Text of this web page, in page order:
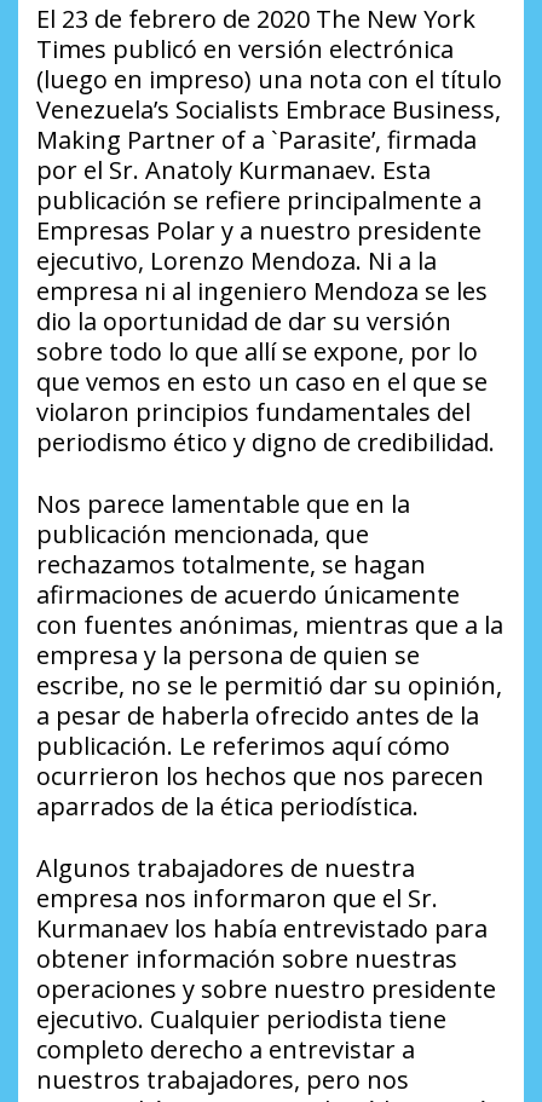
El 23 de febrero de 2020 The New York
Times publicó en versión electrónica
(luego en impreso) una nota con el título
Venezuela’s Socialists Embrace Business,
Making Partner of a `Parasite’, firmada
por el Sr. Anatoly Kurmanaev. Esta
publicación se refiere principalmente a
Empresas Polar y a nuestro presidente
ejecutivo, Lorenzo Mendoza. Ni a la
empresa ni al ingeniero Mendoza se les
dio la oportunidad de dar su versión
sobre todo lo que allí se expone, por lo
que vemos en esto un caso en el que se
violaron principios fundamentales del
periodismo ético y digno de credibilidad.
Nos parece lamentable que en la
publicación mencionada, que
rechazamos totalmente, se hagan
afirmaciones de acuerdo únicamente
con fuentes anónimas, mientras que a la
empresa y la persona de quien se
escribe, no se le permitió dar su opinión,
a pesar de haberla ofrecido antes de la
publicación. Le referimos aquí cómo
ocurrieron los hechos que nos parecen
aparrados de la ética periodística.
Algunos trabajadores de nuestra
empresa nos informaron que el Sr.
Kurmanaev los había entrevistado para
obtener información sobre nuestras
operaciones y sobre nuestro presidente
ejecutivo. Cualquier periodista tiene
completo derecho a entrevistar a
nuestros trabajadores, pero nos